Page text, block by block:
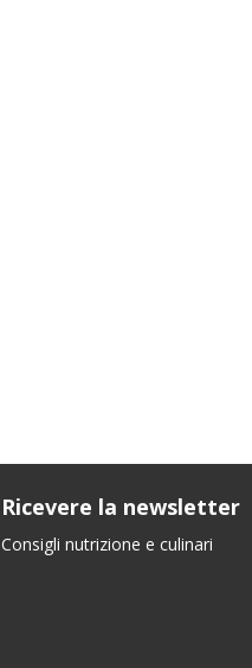
Ricevere la newsletter
Consigli nutrizione e culinari